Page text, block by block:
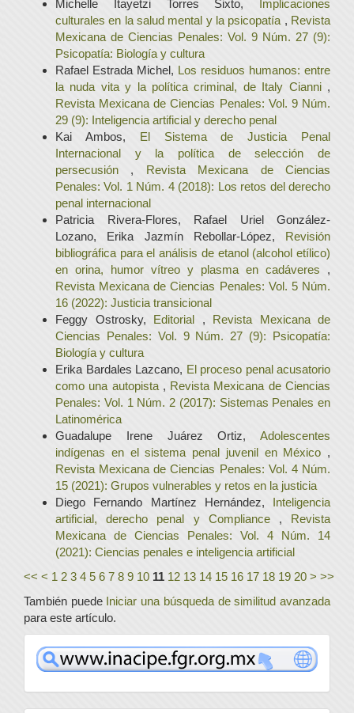
Michelle Itayetzi Torres Sixto, Implicaciones
culturales en la salud mental y la psicopatía , Revista
Mexicana de Ciencias Penales: Vol. 9 Núm. 27 (9):
Psicopatía: Biología y cultura
Rafael Estrada Michel, Los residuos humanos: entre
la nuda vita y la política criminal, de Italy Cianni ,
Revista Mexicana de Ciencias Penales: Vol. 9 Núm.
29 (9): Inteligencia artificial y derecho penal
Kai Ambos, El Sistema de Justicia Penal
Internacional y la política de selección de
persecusión , Revista Mexicana de Ciencias
Penales: Vol. 1 Núm. 4 (2018): Los retos del derecho
penal internacional
Patricia Rivera-Flores, Rafael Uriel González-
Lozano, Erika Jazmín Rebollar-López, Revisión
bibliográfica para el análisis de etanol (alcohol etílico)
en orina, humor vítreo y plasma en cadáveres ,
Revista Mexicana de Ciencias Penales: Vol. 5 Núm.
16 (2022): Justicia transicional
Feggy Ostrosky, Editorial , Revista Mexicana de
Ciencias Penales: Vol. 9 Núm. 27 (9): Psicopatía:
Biología y cultura
Erika Bardales Lazcano, El proceso penal acusatorio
como una autopista , Revista Mexicana de Ciencias
Penales: Vol. 1 Núm. 2 (2017): Sistemas Penales en
Latinomérica
Guadalupe Irene Juárez Ortiz, Adolescentes
indígenas en el sistema penal juvenil en México ,
Revista Mexicana de Ciencias Penales: Vol. 4 Núm.
15 (2021): Grupos vulnerables y retos en la justicia
Diego Fernando Martínez Hernández, Inteligencia
artificial, derecho penal y Compliance , Revista
Mexicana de Ciencias Penales: Vol. 4 Núm. 14
(2021): Ciencias penales e inteligencia artificial
<< < 1 2 3 4 5 6 7 8 9 10 11 12 13 14 15 16 17 18 19 20 > >>
También puede Iniciar una búsqueda de similitud avanzada
para este artículo.
www